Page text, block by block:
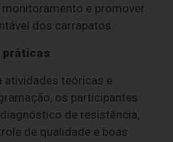
e promover
dos carrapatos.
práticas
atividades teóricas e
os participantes
de resistência,
de qualidade e boas